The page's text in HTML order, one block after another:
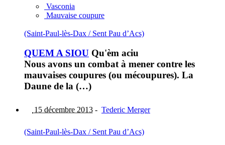
Vasconia
Mauvaise coupure
(Saint-Paul-lès-Dax / Sent Pau d’Acs)
QUEM A SIOU Qu'èm aciu
Nous avons un combat à mener contre les
mauvaises coupures (ou mécoupures). La
Daune de la (…)
15 décembre 2013 - Tederic Merger
(Saint-Paul-lès-Dax / Sent Pau d’Acs)